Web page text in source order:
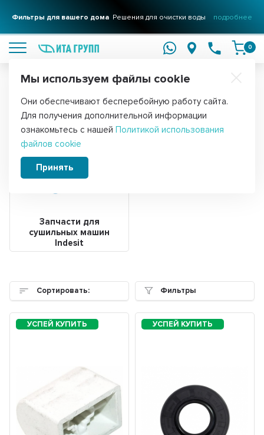
Фильтры для вашего дома Решения для очистки воды подробнее
0
Главная
Запчасти для бытовой техники Indesit
Запчасти для
сушильных машин
Indesit
Сортировать: Фильтры
Мы используем файлы cookie
Они обеспечивают бесперебойную работу сайта.
Для получения дополнительной информации
ознакомьтесь с нашей Политикой использования
файлов cookie
Принять